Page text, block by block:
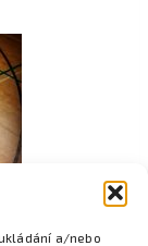
a/nebo